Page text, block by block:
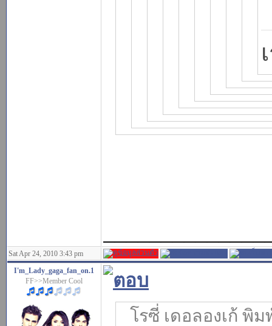
Sat Apr 24, 2010 3:43 pm
I'm_Lady_gaga_fan_on.1
FF>>Member Cool
โรซี่ เดอลองเก้ พิม